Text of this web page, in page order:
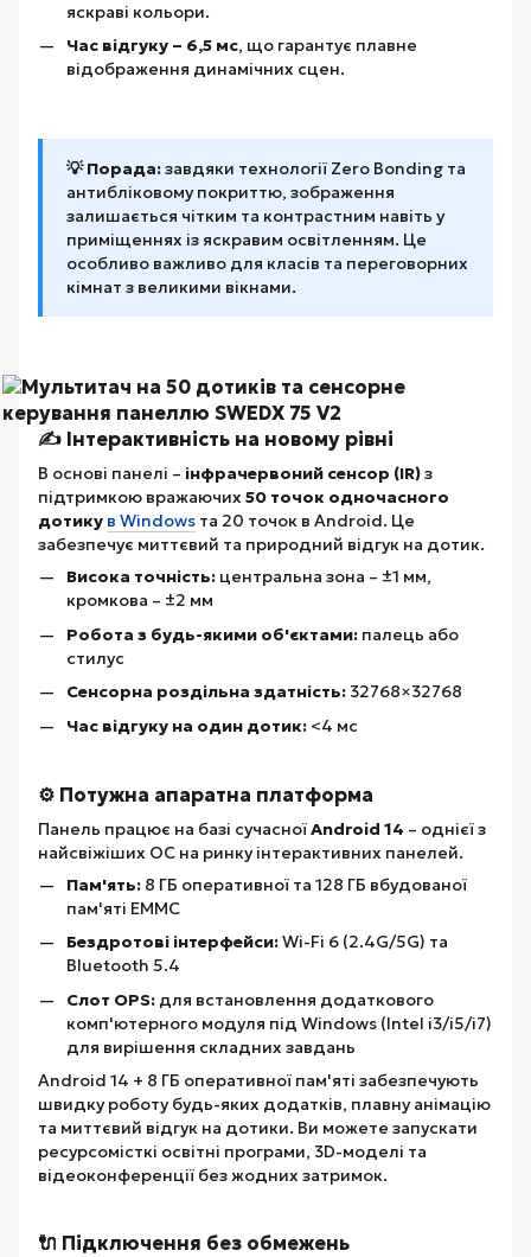
яскраві кольори.
Час відгуку – 6,5 мс, що гарантує плавне
відображення динамічних сцен.
💡 Порада:завдяки технології Zero Bonding та
антибліковому покриттю, зображення
залишається чітким та контрастним навіть у
приміщеннях із яскравим освітленням. Це
особливо важливо для класів та переговорних
кімнат з великими вікнами.
✍️ Інтерактивність на новому рівні
В основі панелі – інфрачервоний сенсор (IR)з
підтримкою вражаючих 50 точок одночасного
дотику в Windows та 20 точок в Android. Це
забезпечує миттєвий та природний відгук на дотик.
Висока точність: центральна зона – ±1 мм,
кромкова – ±2 мм
Робота з будь-якими об'єктами: палець або
стилус
Сенсорна роздільна здатність: 32768×32768
Час відгуку на один дотик: <4 мс
⚙️ Потужна апаратна платформа
Панель працює на базі сучасноїAndroid 14 – однієї з
найсвіжіших ОС на ринку інтерактивних панелей.
Пам'ять: 8 ГБ оперативної та 128 ГБ вбудованої
пам'яті EMMC
Бездротові інтерфейси:Wi-Fi 6 (2.4G/5G) та
Bluetooth 5.4
Слот OPS: для встановлення додаткового
комп'ютерного модуля під Windows (Intel i3/i5/i7)
для вирішення складних завдань
Android 14 + 8 ГБ оперативної пам'яті забезпечують
швидку роботу будь-яких додатків, плавну анімацію
та миттєвий відгук на дотики. Ви можете запускати
ресурсомісткі освітні програми, 3D-моделі та
відеоконференції без жодних затримок.
🔌 Підключення без обмежень